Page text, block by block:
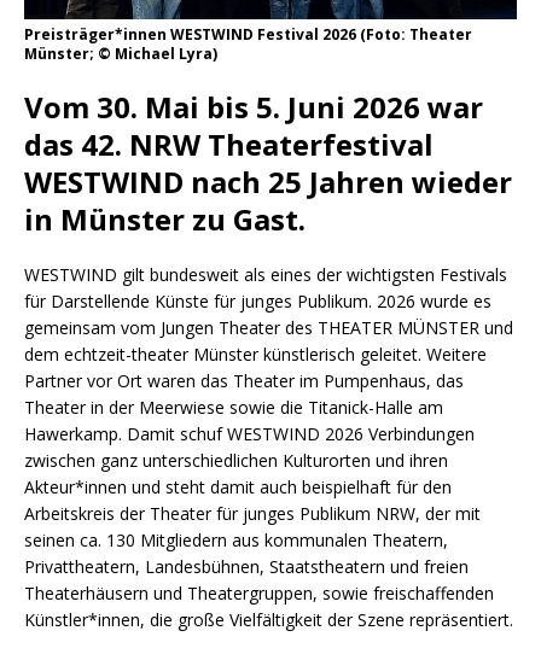
Preisträger*innen WESTWIND Festival 2026 (Foto: Theater
Münster; © Michael Lyra)
Vom 30. Mai bis 5. Juni 2026 war
das 42. NRW Theaterfestival
WESTWIND nach 25 Jahren wieder
in Münster zu Gast.
WESTWIND gilt bundesweit als eines der wichtigsten Festivals
für Darstellende Künste für junges Publikum. 2026 wurde es
gemeinsam vom Jungen Theater des THEATER MÜNSTER und
dem echtzeit-theater Münster künstlerisch geleitet. Weitere
Partner vor Ort waren das Theater im Pumpenhaus, das
Theater in der Meerwiese sowie die Titanick-Halle am
Hawerkamp. Damit schuf WESTWIND 2026 Verbindungen
zwischen ganz unterschiedlichen Kulturorten und ihren
Akteur*innen und steht damit auch beispielhaft für den
Arbeitskreis der Theater für junges Publikum NRW, der mit
seinen ca. 130 Mitgliedern aus kommunalen Theatern,
Privattheatern, Landesbühnen, Staatstheatern und freien
Theaterhäusern und Theatergruppen, sowie freischaffenden
Künstler*innen, die große Vielfältigkeit der Szene repräsentiert.